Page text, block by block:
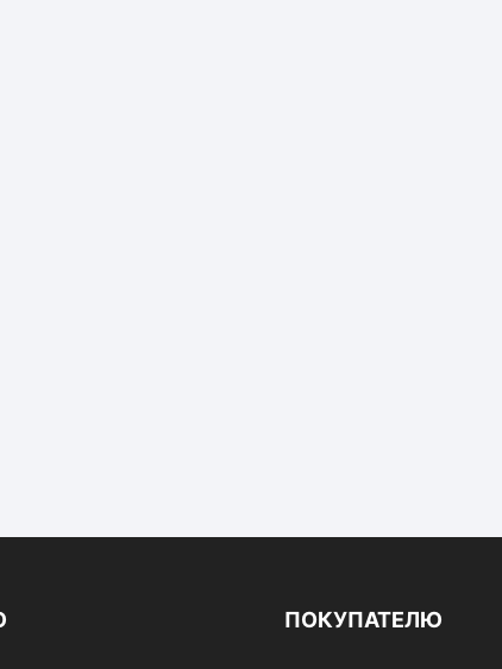
ПОКУПАТЕЛЮ